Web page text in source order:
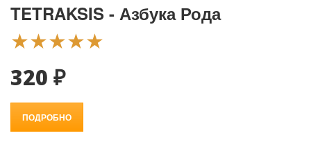
TETRAKSIS - Азбука Рода
★★★★★
320 ₽
ПОДРОБНО